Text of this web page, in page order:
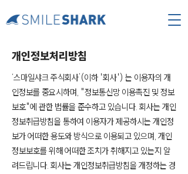
개인정보처리방침
‘스마일샤크 주식회사’(이하 '회사') 는 이용자의 개
인정보를 중요시하며, "정보통신망 이용촉진 및 정보
보호"에 관한 법률을 준수하고 있습니다. 회사는 개인
정보취급방침을 통하여 이용자가 제공하시는 개인정
보가 어떠한 용도와 방식으로 이용되고 있으며, 개인
정보보호를 위해 어떠한 조치가 취해지고 있는지 알
려드립니다. 회사는 개인정보취급방침을 개정하는 경